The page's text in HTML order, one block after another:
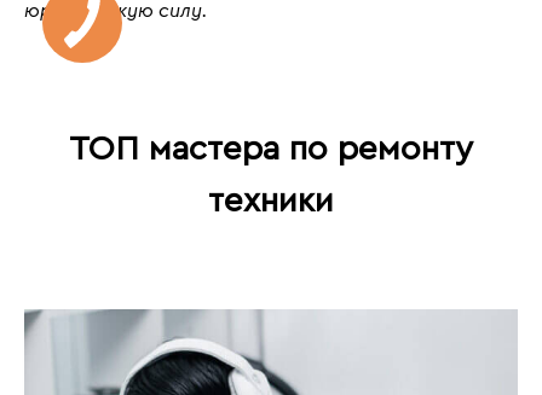
юридическую силу.
ТОП мастера по ремонту
техники